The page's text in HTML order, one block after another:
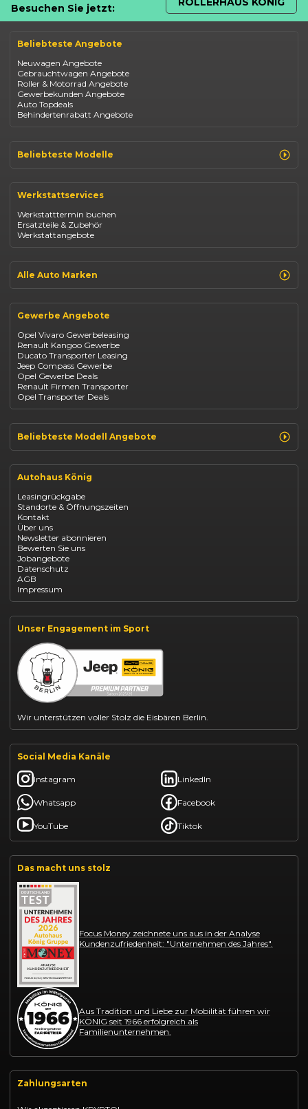
Besuchen Sie jetzt:
Beliebteste Angebote
Neuwagen Angebote
Gebrauchtwagen Angebote
Roller & Motorrad Angebote
Gewerbekunden Angebote
Auto Topdeals
Behindertenrabatt Angebote
Beliebteste Modelle
Opel Corsa
Fiat 500
Dacia Duster
Dacia Sandero
Jeep Compass
Suzuki Vitara
Suzuki Swift
Mazda CX-30
Werkstattservices
Werkstatttermin buchen
Ersatzteile & Zubehör
Werkstattangebote
Alle Auto Marken
Opel
Fiat
Jeep
Suzuki
BYD
Kia
Mazda
Citroën
Abarth
Fiat Professional
Gewerbe Angebote
Opel Vivaro Gewerbeleasing
Renault Kangoo Gewerbe
Ducato Transporter Leasing
Jeep Compass Gewerbe
Opel Gewerbe Deals
Renault Firmen Transporter
Opel Transporter Deals
Beliebteste Modell Angebote
Renault Arkana Leasing
Renault Captur Leasing
Opel Astra leasen
Opel Mokka kaufen
Opel Grandland finanzieren
Opel Vivaro Gewerbeleasing
Fiat 500 finanzieren
Fiat Panda leasen
Dacia Duster finanzieren
Dacia Sandero kaufen
Dacia Jogger leasen
Jeep Compass leasen
Jeep Renegade finanzieren
Suzuki Swift finanzieren
BYD Dolphin finanzieren
Kia Ceed finanzieren
Kia Sportage leasen
Mazda CX-30 finanzieren
Citroën C3 leasen
Autohaus König
Leasingrückgabe
Standorte & Öffnungszeiten
Kontakt
Über uns
Newsletter abonnieren
Bewerten Sie uns
Jobangebote
Datenschutz
AGB
Impressum
Unser Engagement im Sport
Wir unterstützen voller Stolz die Eisbären Berlin.
Social Media Kanäle
Instagram LinkedIn
Whatsapp Facebook
YouTube Tiktok
Das macht uns stolz
Focus Money zeichnete uns aus in der Analyse
Kundenzufriedenheit: "Unternehmen des Jahres".
Aus Tradition und Liebe zur Mobilität führen wir
KÖNIG seit 1966 erfolgreich als
Familienunternehmen.
Zahlungsarten